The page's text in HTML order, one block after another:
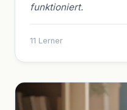
funktioniert.
11 Lerner